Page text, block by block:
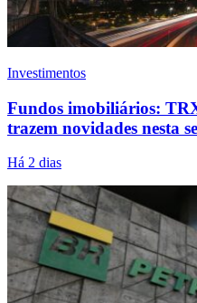
Investimentos
Fundos imobiliários:
trazem novidades nesta
Há 2 dias